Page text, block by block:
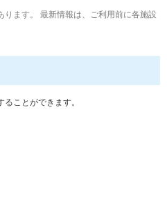
ます。 最新情報は、ご利用前に各施設
ことができます。